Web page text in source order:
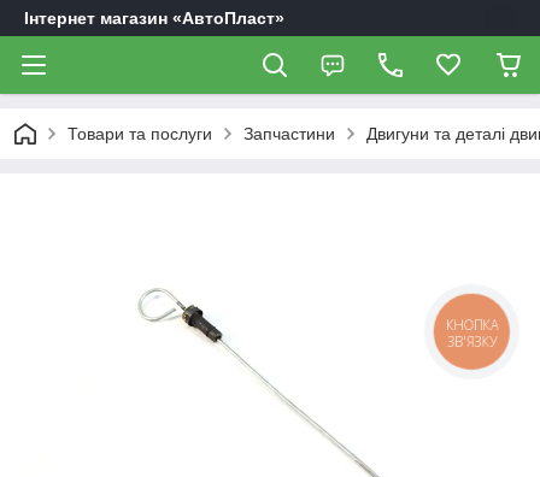
Інтернет магазин «АвтоПласт»
Товари та послуги Запчастини Двигуни та деталі
КНОПКА
ЗВ'ЯЗКУ